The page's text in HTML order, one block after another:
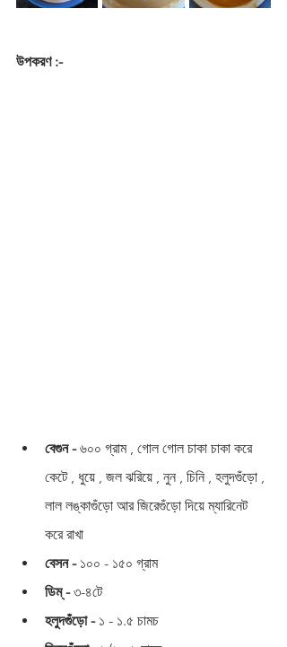
উপকরণ :-
বেগুন - ৬০০ গ্রাম , গোল গোল চাকা চাকা করে
কেটে , ধুয়ে , জল ঝরিয়ে , নুন , চিনি , হলুদগুঁড়ো ,
লাল লঙ্কাগুঁড়ো আর জিরেগুঁড়ো দিয়ে ম্যারিনেট
করে রাখা
বেসন - ১০০ - ১৫০ গ্রাম
ডিম্ - ৩-৪টে
হলুদগুঁড়ো - ১ - ১.৫ চামচ